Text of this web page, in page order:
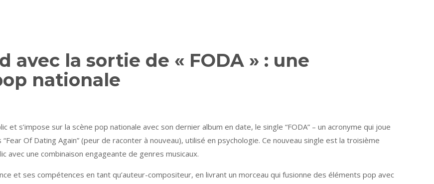
avec la sortie de « FODA » : une
nationale
et s’impose sur la scène pop nationale avec son dernier album en date, le single “FODA” – un acronyme qui joue
Of Dating Again” (peur de raconter à nouveau), utilisé en psychologie. Ce nouveau single est la troisième
une combinaison engageante de genres musicaux.
et ses compétences en tant qu’auteur-compositeur, en livrant un morceau qui fusionne des éléments pop avec